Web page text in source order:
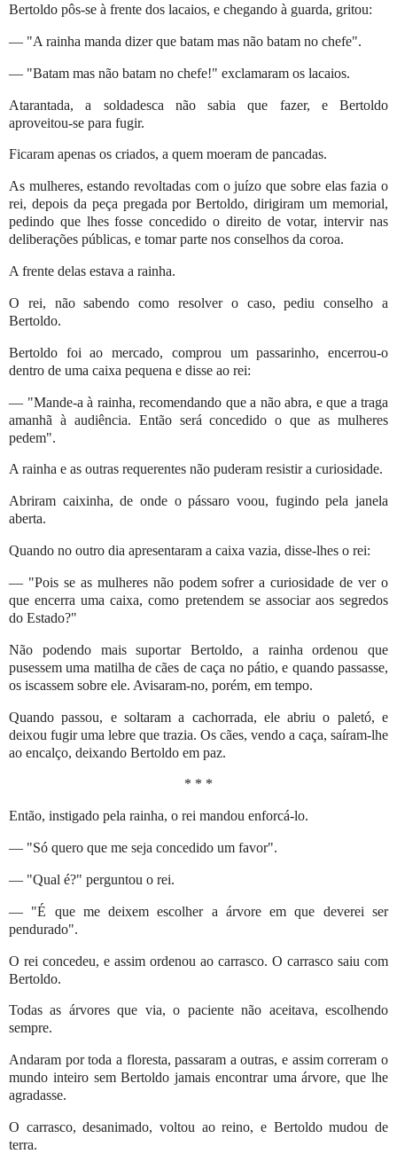
Bertoldo pôs-se à frente dos lacaios, e chegando à guarda, gritou:
— "A rainha manda dizer que batam mas não batam no chefe".
— "Batam mas não batam no chefe!" exclamaram os lacaios.
Atarantada, a soldadesca não sabia que fazer, e Bertoldo
aproveitou-se para fugir.
Ficaram apenas os criados, a quem moeram de pancadas.
As mulheres, estando revoltadas com o juízo que sobre elas fazia o
rei, depois da peça pregada por Bertoldo, dirigiram um memorial,
pedindo que lhes fosse concedido o direito de votar, intervir nas
deliberações públicas, e tomar parte nos conselhos da coroa.
A frente delas estava a rainha.
O rei, não sabendo como resolver o caso, pediu conselho a
Bertoldo.
Bertoldo foi ao mercado, comprou um passarinho, encerrou-o
dentro de uma caixa pequena e disse ao rei:
— "Mande-a à rainha, recomendando que a não abra, e que a traga
amanhã à audiência. Então será concedido o que as mulheres
pedem".
A rainha e as outras requerentes não puderam resistir a curiosidade.
Abriram caixinha, de onde o pássaro voou, fugindo pela janela
aberta.
Quando no outro dia apresentaram a caixa vazia, disse-lhes o rei:
— "Pois se as mulheres não podem sofrer a curiosidade de ver o
que encerra uma caixa, como pretendem se associar aos segredos
do Estado?"
Não podendo mais suportar Bertoldo, a rainha ordenou que
pusessem uma matilha de cães de caça no pátio, e quando passasse,
os iscassem sobre ele. Avisaram-no, porém, em tempo.
Quando passou, e soltaram a cachorrada, ele abriu o paletó, e
deixou fugir uma lebre que trazia. Os cães, vendo a caça, saíram-lhe
ao encalço, deixando Bertoldo em paz.
* * *
Então, instigado pela rainha, o rei mandou enforcá-lo.
— "Só quero que me seja concedido um favor".
— "Qual é?" perguntou o rei.
— "É que me deixem escolher a árvore em que deverei ser
pendurado".
O rei concedeu, e assim ordenou ao carrasco. O carrasco saiu com
Bertoldo.
Todas as árvores que via, o paciente não aceitava, escolhendo
sempre.
Andaram por toda a floresta, passaram a outras, e assim correram o
mundo inteiro sem Bertoldo jamais encontrar uma árvore, que lhe
agradasse.
O carrasco, desanimado, voltou ao reino, e Bertoldo mudou de
terra.